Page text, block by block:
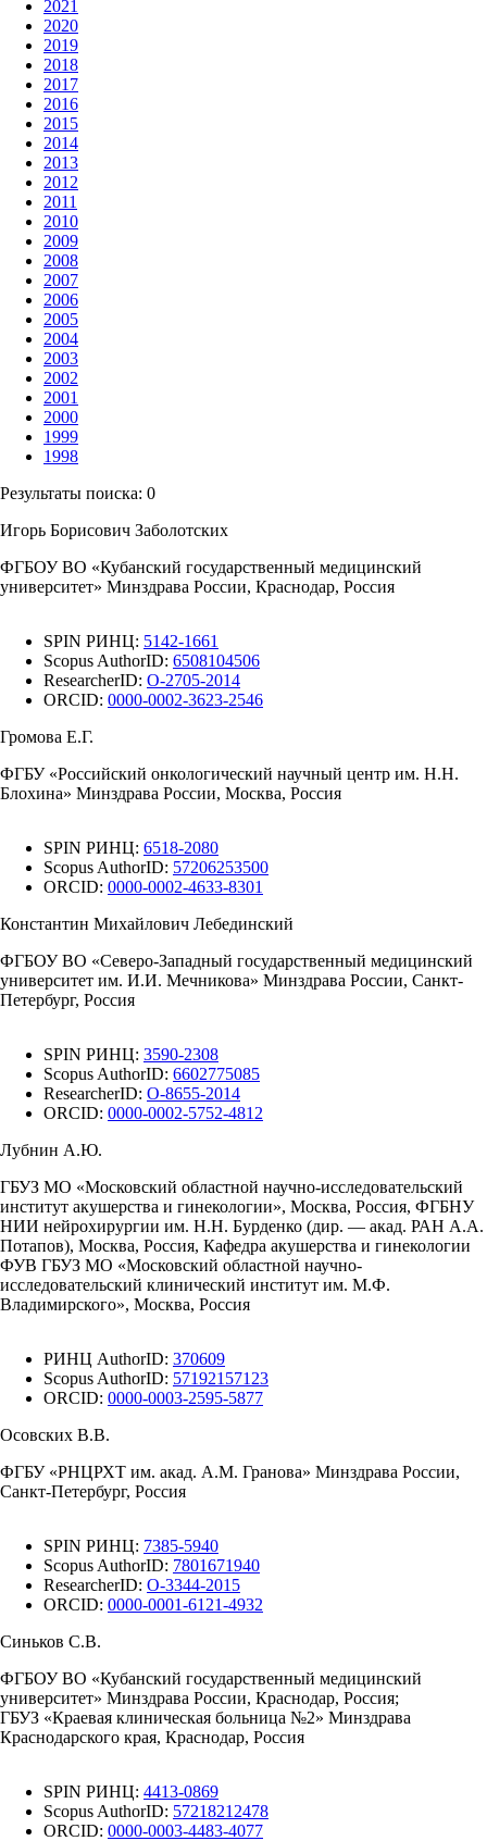
2021
2020
2019
2018
2017
2016
2015
2014
2013
2012
2011
2010
2009
2008
2007
2006
2005
2004
2003
2002
2001
2000
1999
1998
Результаты поиска: 0
Игорь Борисович Заболотских
ФГБОУ ВО «Кубанский государственный медицинский
университет» Минздрава России, Краснодар, Россия
SPIN РИНЦ: 5142-1661
Scopus AuthorID: 6508104506
ResearcherID: O-2705-2014
ORCID: 0000-0002-3623-2546
Громова Е.Г.
ФГБУ «Российский онкологический научный центр им. Н.Н.
Блохина» Минздрава России, Москва, Россия
SPIN РИНЦ: 6518-2080
Scopus AuthorID: 57206253500
ORCID: 0000-0002-4633-8301
Константин Михайлович Лебединский
ФГБОУ ВО «Северо-Западный государственный медицинский
университет им. И.И. Мечникова» Минздрава России, Санкт-
Петербург, Россия
SPIN РИНЦ: 3590-2308
Scopus AuthorID: 6602775085
ResearcherID: O-8655-2014
ORCID: 0000-0002-5752-4812
Лубнин А.Ю.
ГБУЗ МО «Московский областной научно-исследовательский
институт акушерства и гинекологии», Москва, Россия, ФГБНУ
НИИ нейрохирургии им. Н.Н. Бурденко (дир. — акад. РАН А.А.
Потапов), Москва, Россия, Кафедра акушерства и гинекологии
ФУВ ГБУЗ МО «Московский областной научно-
исследовательский клинический институт им. М.Ф.
Владимирского», Москва, Россия
РИНЦ AuthorID: 370609
Scopus AuthorID: 57192157123
ORCID: 0000-0003-2595-5877
Осовских В.В.
ФГБУ «РНЦРХТ им. акад. А.М. Гранова» Минздрава России,
Санкт-Петербург, Россия
SPIN РИНЦ: 7385-5940
Scopus AuthorID: 7801671940
ResearcherID: O-3344-2015
ORCID: 0000-0001-6121-4932
Синьков С.В.
ФГБОУ ВО «Кубанский государственный медицинский
университет» Минздрава России, Краснодар, Россия;
ГБУЗ «Краевая клиническая больница №2» Минздрава
Краснодарского края, Краснодар, Россия
SPIN РИНЦ: 4413-0869
Scopus AuthorID: 57218212478
ORCID: 0000-0003-4483-4077